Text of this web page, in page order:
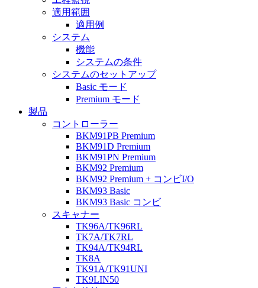
適用範囲
適用例
システム
機能
システムの条件
システムのセットアップ
Basic モード
Premium モード
製品
コントローラー
BKM91PB Premium
BKM91D Premium
BKM91PN Premium
BKM92 Premium
BKM92 Premium + コンビI/O
BKM93 Basic
BKM93 Basic コンビ
スキャナー
TK96A/TK96RL
TK7A/TK7RL
TK94A/TK94RL
TK8A
TK91A/TK91UNI
TK9LIN50